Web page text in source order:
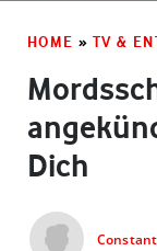
HOME » TV &
Dich